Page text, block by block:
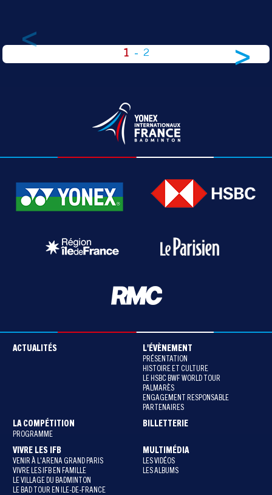
< 1 - 2 >
ACTUALITÉS L'ÉVÈNEMENT
PRÉSENTATION
HISTOIRE ET CULTURE
LE HSBC BWF WORLD TOUR
PALMARÈS
ENGAGEMENT RESPONSABLE
PARTENAIRES
LA COMPÉTITION
PROGRAMME
BILLETTERIE
VIVRE LES IFB
VENIR À L'ARENA GRAND PARIS
VIVRE LES IFB EN FAMILLE
LE VILLAGE DU BADMINTON
LE BAD TOUR EN ILE-DE-FRANCE
MULTIMÉDIA
LES VIDÉOS
LES ALBUMS